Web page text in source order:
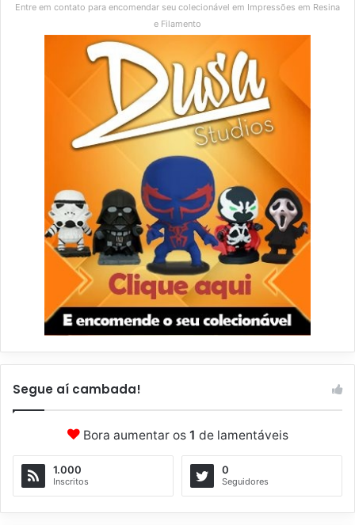
Entre em contato para encomendar seu colecionável em Impressões em Resina
e Filamento
Segue aí cambada!
Bora aumentar os 1 de lamentáveis
1.000
Inscritos
0
Seguidores